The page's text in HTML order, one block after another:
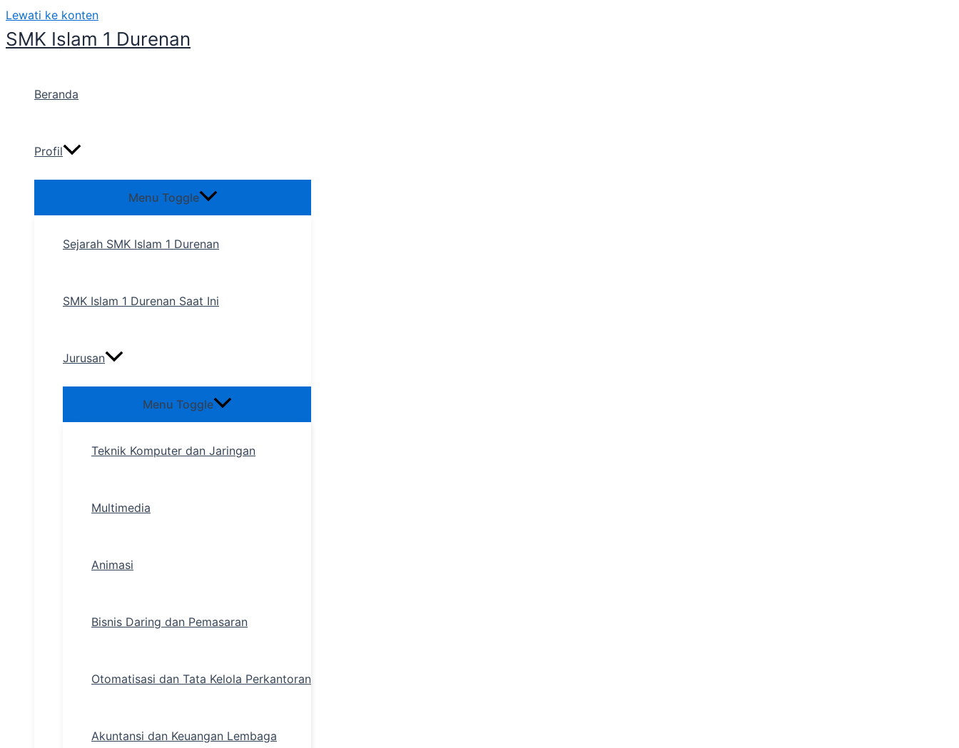
Lewati ke konten
SMK Islam 1 Durenan
Beranda
Profil
Menu Toggle
Sejarah SMK Islam 1 Durenan
SMK Islam 1 Durenan Saat Ini
Jurusan
Menu Toggle
Teknik Komputer dan Jaringan
Multimedia
Animasi
Bisnis Daring dan Pemasaran
Otomatisasi dan Tata Kelola Perkantoran
Akuntansi dan Keuangan Lembaga